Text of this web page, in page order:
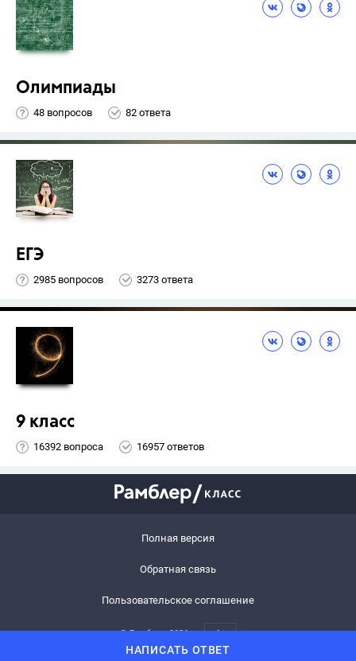
НАПИСАТЬ ОТВЕТ
Олимпиады
48 вопросов 82 ответа
ЕГЭ
2985 вопросов 3273 ответа
9 класс
16392 вопроса 16957 ответов
Полная версия
Обратная связь
Пользовательское соглашение
© Рамблер,2026 6+